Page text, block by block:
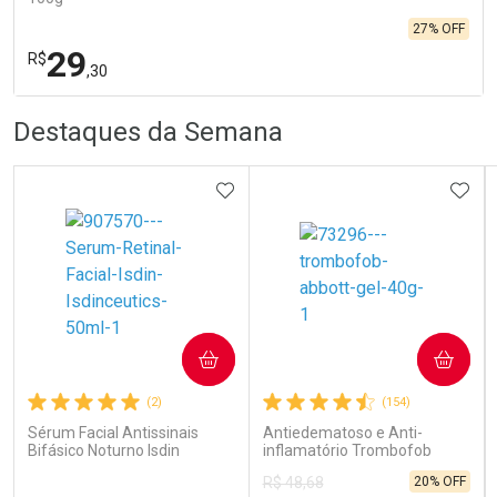
R$29,30
27% OFF
Laboratório
Comprar sem Desconto
Por R$ 29,30/cada
Por Menos
Comprar sem Desconto
Por R$ 29,30/cada
Destaques da Semana
(2)
Sérum Facial Antissinais
Bifásico Noturno Isdin
ADICIONAR AOS FAVORITOS
COMPRAR
(154)
Antiedematoso e Anti-
inflamatório Trombofob
R$ 48,68
20% OFF
COMPRAR